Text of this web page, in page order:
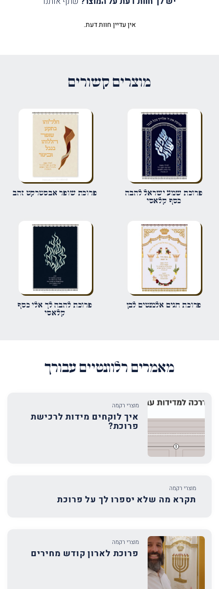
הביקורת שלך*
שם*
אימייל*
שמור בדפדפן זה את השם, האימייל והאתר שלי לפעם הבאה שאגיב.
אין עדיין חוות דעת.
מוצרים קשורים
פרוכת שמע ישראל להבה
כסף קלאסי
פרוכת שופר אבסטרקט זהב
פרוכת חגים אלמנטים לבן
פרוכת להבה לך אלי כסף
קלאסי
מאמרים רלוונטיים עבורך
מוצרי רקמה
איך לוקחים מידות לרכישת
פרוכת?
מוצרי רקמה
תקרא מה שלא יספרו לך על פרוכת
מוצרי רקמה
פרוכת לארון קודש מחירים